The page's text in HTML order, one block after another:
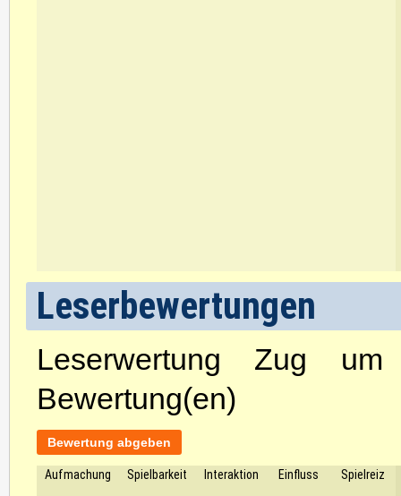
Leserbewertungen
Leserwertung Zug
Bewertung(en)
Bewertung abgeben
Aufmachung Spielbarkeit Interaktion Einfluss Spielreiz